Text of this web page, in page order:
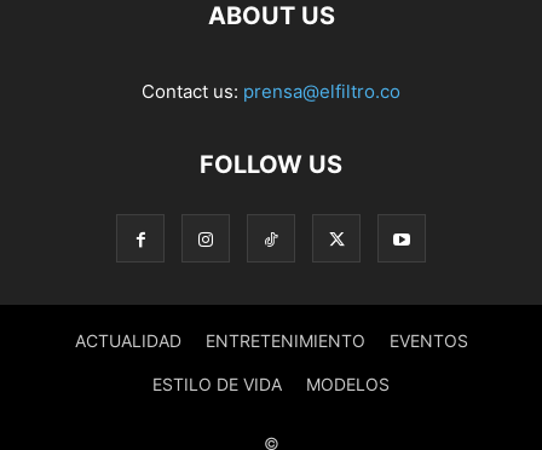
ABOUT US
Contact us: prensa@elfiltro.co
FOLLOW US
ACTUALIDAD ENTRETENIMIENTO EVENTOS
ESTILO DE VIDA MODELOS
©